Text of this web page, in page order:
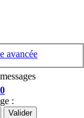
avancée
: